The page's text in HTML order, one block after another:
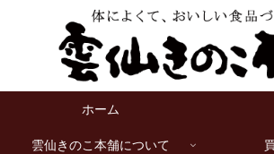
ホーム
雲仙きのこ本舗について